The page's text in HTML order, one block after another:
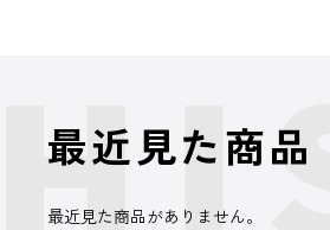
最近見た商品
最近見た商品がありません。